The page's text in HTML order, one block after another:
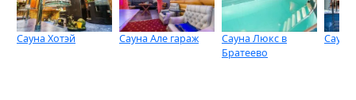
Сауна Хотэй Сауна Але гараж
Сауна Люкс в
Братеево
Сауна